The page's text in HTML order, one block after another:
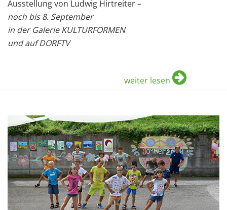
Ausstellung von Ludwig Hirtreiter –
noch bis 8. September
in der Galerie KULTURFORMEN
und auf DORFTV
weiter lesen